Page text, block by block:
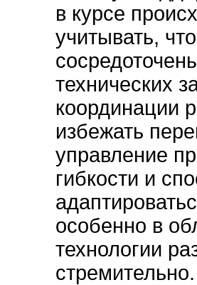
в курсе
учитывать,
технических
координации
избежать
управление
гибкости и
особенно в
технологии
стремительно.